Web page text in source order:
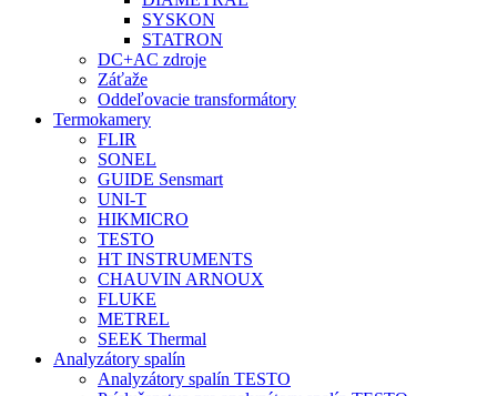
SYSKON
STATRON
DC+AC zdroje
Záťaže
Oddeľovacie transformátory
Termokamery
FLIR
SONEL
GUIDE Sensmart
UNI-T
HIKMICRO
TESTO
HT INSTRUMENTS
CHAUVIN ARNOUX
FLUKE
METREL
SEEK Thermal
Analyzátory spalín
Analyzátory spalín TESTO